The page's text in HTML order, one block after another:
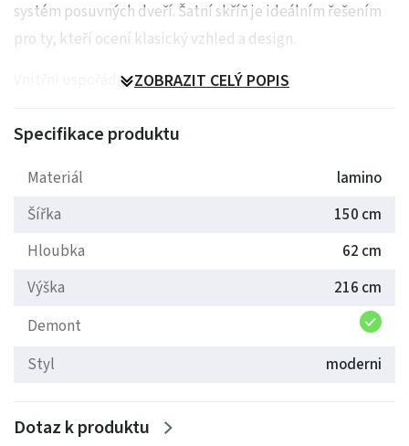
systém posuvných dveří. Šatní skříň je ideálním řešením
pro ty, kteří ocení klasický vzhled a design.
Vnitřní uspořádání, viz fotografie.
ZOBRAZIT CELÝ POPIS
Specifikace produktu
Materiál
lamino
Šířka
150 cm
Hloubka
62 cm
Výška
216 cm
Demont
Styl
moderni
Dotaz k produktu